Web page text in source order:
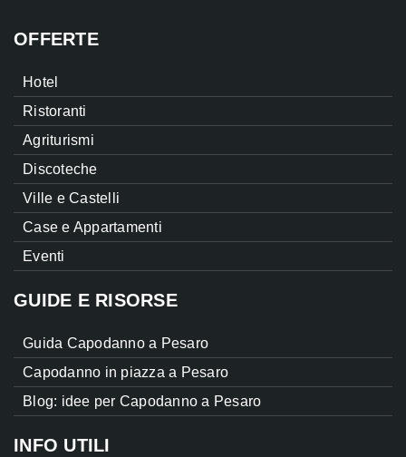
OFFERTE
Hotel
Ristoranti
Agriturismi
Discoteche
Ville e Castelli
Case e Appartamenti
Eventi
GUIDE E RISORSE
Guida Capodanno a Pesaro
Capodanno in piazza a Pesaro
Blog: idee per Capodanno a Pesaro
INFO UTILI